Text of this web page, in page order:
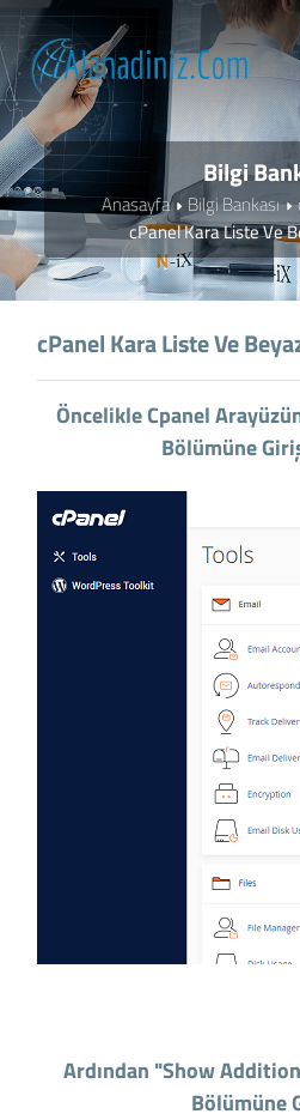
Bilgi
Anasayfa Bilgi Bankası
cPanel Kara Liste Ve
cPanel Kara Liste Ve
Öncelikle Cpanel
Bölümüne
Ardından "Show
Bölümüne